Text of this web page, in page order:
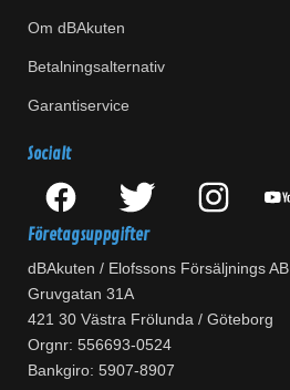
Om dBAkuten
Betalningsalternativ
Garantiservice
Socialt
Företagsuppgifter
dBAkuten / Elofssons Försäljnings AB
Gruvgatan 31A
421 30 Västra Frölunda / Göteborg
Orgnr: 556693-0524
Bankgiro: 5907-8907